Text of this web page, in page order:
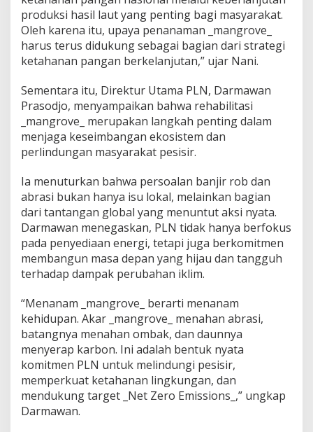
B
n
j
i
R
b
B
e
r
m
a
W
a
r
g
a
produksi hasil laut yang penting bagi masyarakat.
Oleh karena itu, upaya penanaman _mangrove_
harus terus didukung sebagai bagian dari strategi
ketahanan pangan berkelanjutan,” ujar Nani.
Sementara itu, Direktur Utama PLN, Darmawan
Prasodjo, menyampaikan bahwa rehabilitasi
_mangrove_ merupakan langkah penting dalam
menjaga keseimbangan ekosistem dan
perlindungan masyarakat pesisir.
Ia menuturkan bahwa persoalan banjir rob dan
abrasi bukan hanya isu lokal, melainkan bagian
dari tantangan global yang menuntut aksi nyata.
Darmawan menegaskan, PLN tidak hanya berfokus
pada penyediaan energi, tetapi juga berkomitmen
membangun masa depan yang hijau dan tangguh
terhadap dampak perubahan iklim.
“Menanam _mangrove_ berarti menanam
kehidupan. Akar _mangrove_ menahan abrasi,
batangnya menahan ombak, dan daunnya
menyerap karbon. Ini adalah bentuk nyata
komitmen PLN untuk melindungi pesisir,
memperkuat ketahanan lingkungan, dan
mendukung target _Net Zero Emissions_,” ungkap
Darmawan.